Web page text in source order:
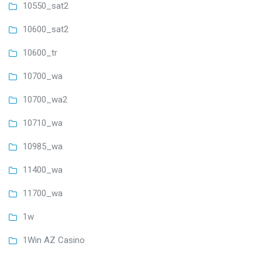
10550_sat2
10600_sat2
10600_tr
10700_wa
10700_wa2
10710_wa
10985_wa
11400_wa
11700_wa
1w
1Win AZ Casino